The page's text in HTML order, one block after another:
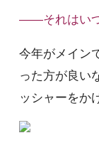
――それはいつ
今年がメイン
った方が良い
ッシャーをか